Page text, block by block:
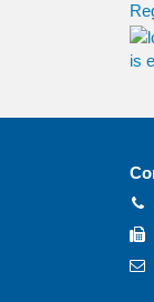
is